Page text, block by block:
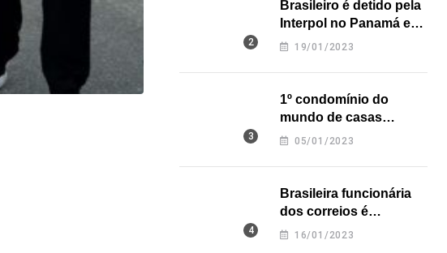
MÚSICA
Brasileiro é detido pela
Interpol no Panamá e
pode pegar prisão
19/01/2023
1º condomínio do
mundo de casas
impressas em 3D é
05/01/2023
Brasileira funcionária
dos correios é
assassinada a facadas
16/01/2023